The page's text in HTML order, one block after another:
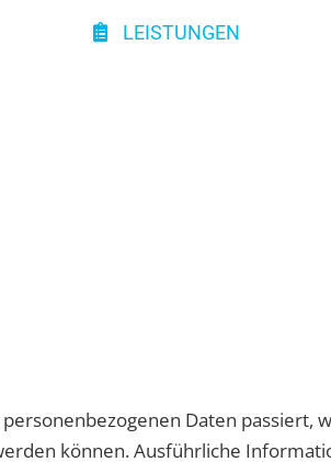
LEISTUNGEN
Daten passiert,
können. Ausführliche